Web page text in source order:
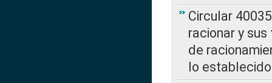
Circular
racionar y
de
lo